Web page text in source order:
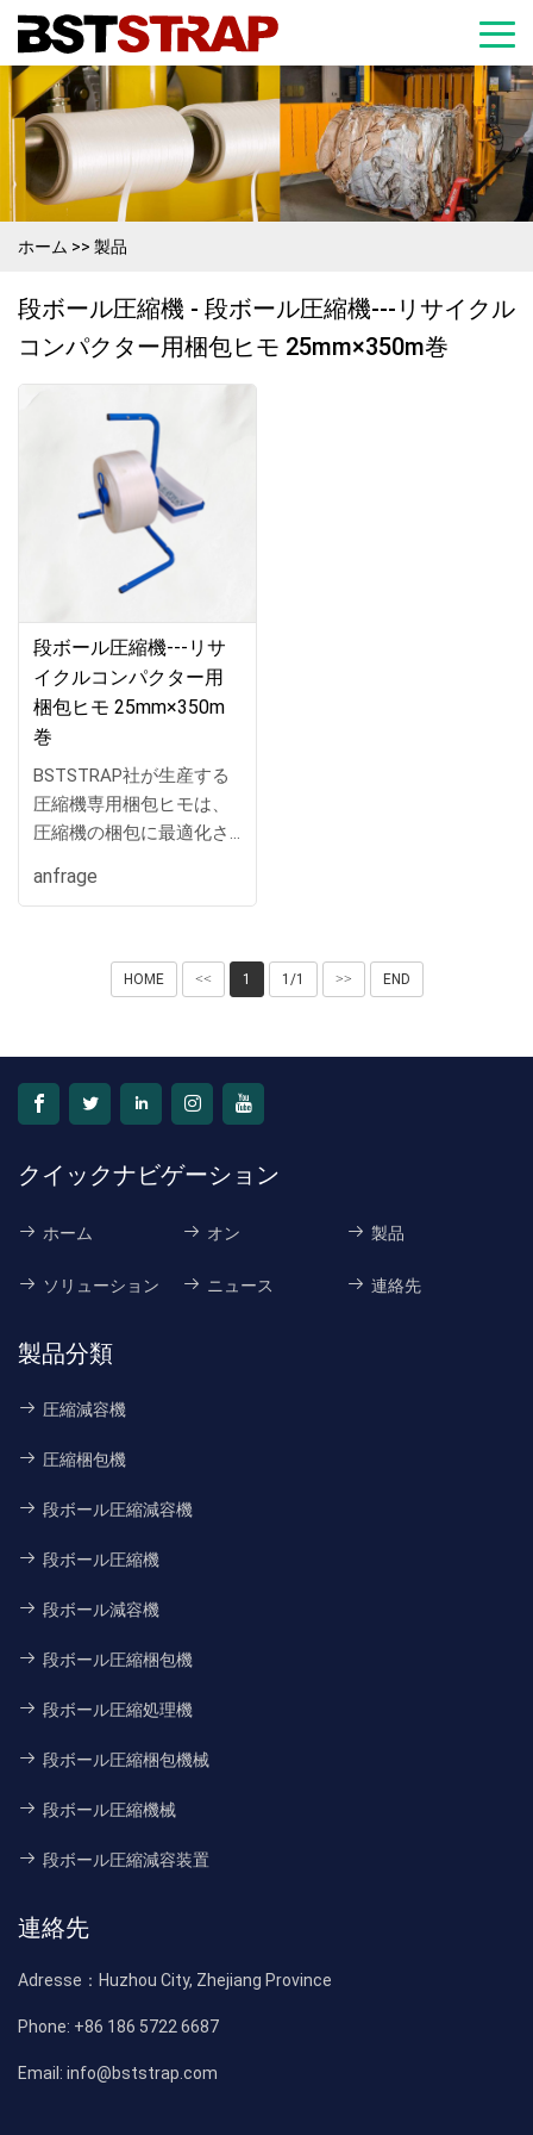
ホーム >> 製品
段ボール圧縮機 - 段ボール圧縮機---リサイクル
コンパクター用梱包ヒモ 25mm×350m巻
段ボール圧縮機---リサ
イクルコンパクター用
梱包ヒモ 25mm×350m
巻
BSTSTRAP社が生産する
圧縮機専用梱包ヒモは、
圧縮機の梱包に最適化さ
幅9mmから25mmまでの
ため、大型の圧縮機を安
定して梱包するのに十分
す。
anfrage
HOME << 1 1/1 >> END
クイックナビゲーション
ホーム オン 製品
ソリューション ニュース 連絡先
製品分類
圧縮減容機
圧縮梱包機
段ボール圧縮減容機
段ボール圧縮機
段ボール減容機
段ボール圧縮梱包機
段ボール圧縮処理機
段ボール圧縮梱包機械
段ボール圧縮機械
段ボール圧縮減容装置
連絡先
Adresse： Huzhou City, Zhejiang Province
Phone: +86 186 5722 6687
Email: info@bststrap.com